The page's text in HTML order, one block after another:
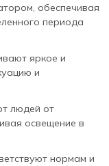
обеспечивая
периода
яркое и
и
людей от
освещение в
нормам и